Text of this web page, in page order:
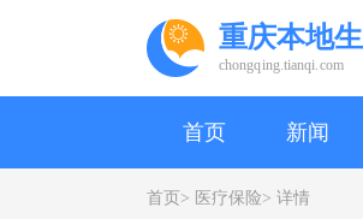
重庆本地
chongqing.tianqi.com
首页 新闻
首页> 医疗保险> 详情